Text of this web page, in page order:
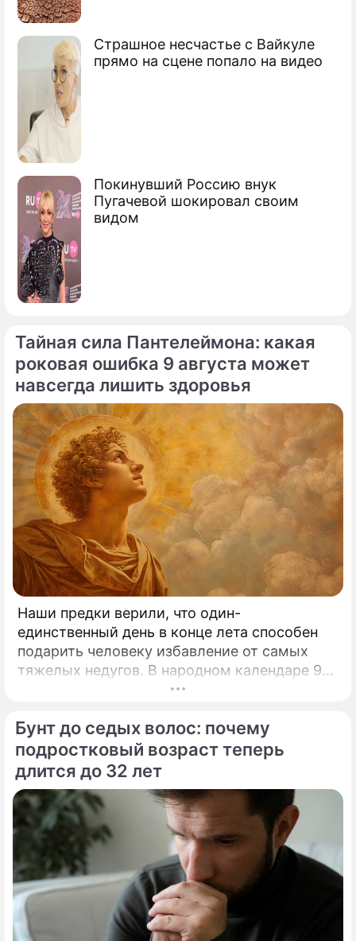
Страшное несчастье с Вайкуле
прямо на сцене попало на видео
Покинувший Россию внук
Пугачевой шокировал своим
видом
По теме
Продолжение: Прилучный
отреагировал на выписанный
на его имя строгий запрет
после суда с Муцениеце
Агата Муцениеце спровоцировала
слухи о беременности после появления
на сцене
Сын Прилучного отказался появляться
на судебном заседании: Не видит
необходимости
Агата Муцениеце
латвийская и российская актриса, модель
Тайная сила Пантелеймона: какая
роковая ошибка 9 августа может
навсегда лишить здоровья
Наши предки верили, что один-
единственный день в конце лета способен
подарить человеку избавление от самых
тяжелых недугов. В народном календаре 9
августа занимает особое, почти
Бунт до седых волос: почему
подростковый возраст теперь
длится до 32 лет